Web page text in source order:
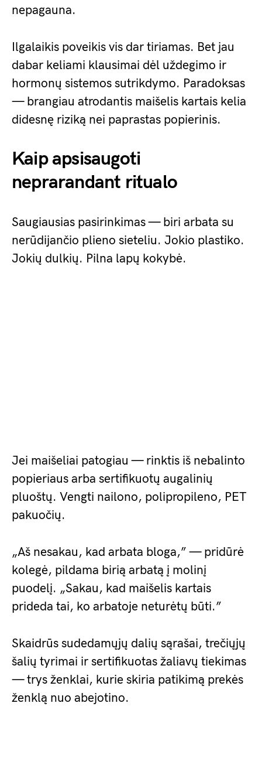
nepagauna.
Ilgalaikis poveikis vis dar tiriamas. Bet jau
dabar keliami klausimai dėl uždegimo ir
hormonų sistemos sutrikdymo. Paradoksas
— brangiau atrodantis maišelis kartais kelia
didesnę riziką nei paprastas popierinis.
Kaip apsisaugoti
neprarandant ritualo
Saugiausias pasirinkimas — biri arbata su
nerūdijančio plieno sieteliu. Jokio plastiko.
Jokių dulkių. Pilna lapų kokybė.
Jei maišeliai patogiau — rinktis iš nebalinto
popieriaus arba sertifikuotų augalinių
pluoštų. Vengti nailono, polipropileno, PET
pakuočių.
„Aš nesakau, kad arbata bloga,” — pridūrė
kolegė, pildama birią arbatą į molinį
puodelį. „Sakau, kad maišelis kartais
prideda tai, ko arbatoje neturėtų būti.”
Skaidrūs sudedamųjų dalių sąrašai, trečiųjų
šalių tyrimai ir sertifikuotas žaliavų tiekimas
— trys ženklai, kurie skiria patikimą prekės
ženklą nuo abejotino.